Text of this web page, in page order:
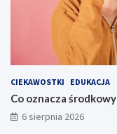
CIEKAWOSTKI EDUKACJA
Co oznacza
6 sierpnia 2026